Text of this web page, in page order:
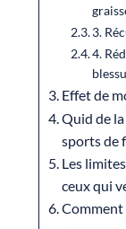
3.
4.
Effet de
Quid de
sports de
Les
ceux qui
Comment